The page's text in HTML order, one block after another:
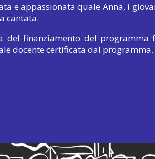
e appassionata quale Anna, i
cantata.
finanziamento del programma
docente certificata dal programma.